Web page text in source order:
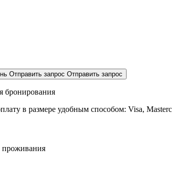
Отправить запрос Отправить запрос
бронирования
в размере удобным способом: Visa,
проживания